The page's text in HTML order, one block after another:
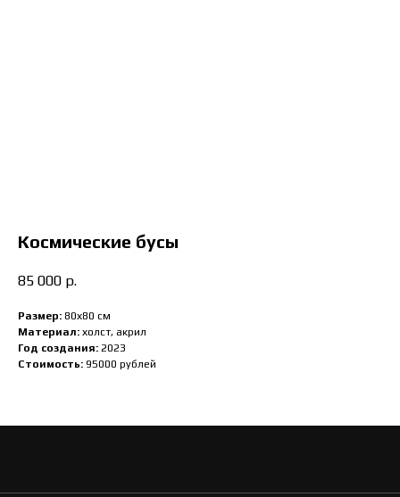
Космические бусы
85 000 р.
Размер: 80х80 см
Материал: холст, акрил
Год создания: 2023
Стоимость: 95000 рублей